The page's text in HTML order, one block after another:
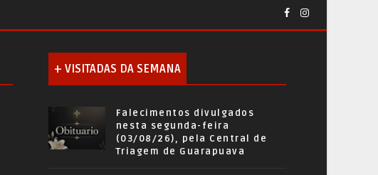
+ VISITADAS DA SEMANA
Falecimentos divulgados
nesta segunda-feira
(03/08/26), pela Central de
Triagem de Guarapuava